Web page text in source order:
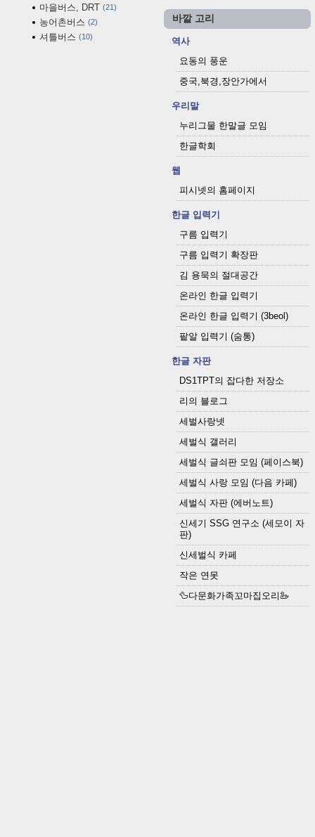
마을버스, DRT 21
농어촌버스 2
셔틀버스 10
바깥 고리
역사
요동의 풍운
중국,북경,장안가에서
우리말
누리그물 한말글 모임
한글학회
웹
피시넷의 홈페이지
한글 입력기
구름 입력기
구름 입력기 확장판
김 용묵의 절대공간
온라인 한글 입력기
온라인 한글 입력기 (3beol)
팥알 입력기 (숨통)
한글 자판
DS1TPT의 잡다한 저장소
리의 블로그
세벌사랑넷
세벌식 갤러리
세벌식 글쇠판 모임 (페이스북)
세벌식 사랑 모임 (다음 카페)
세벌식 자판 (에버노트)
신세기 SSG 연구소 (세모이 자
판)
신세벌식 카페
작은 연못
🦆다문화가족꼬마집오리🦢